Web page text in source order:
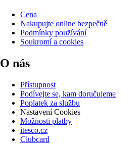
Cena
Nakupujte online bezpečně
Podmínky používání
Soukromí a cookies
O nás
Přístupnost
Podívejte se, kam doručujeme
Poplatek za službu
Nastavení Cookies
Možnosti platby
itesco.cz
Clubcard